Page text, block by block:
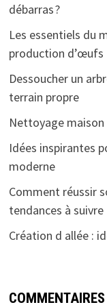
débarras ?
Les essentiels du
production d’œufs
Dessoucher un
terrain propre
Nettoyage
Idées inspirantes
moderne
Comment réussir
tendances à suivre
Création d allée :